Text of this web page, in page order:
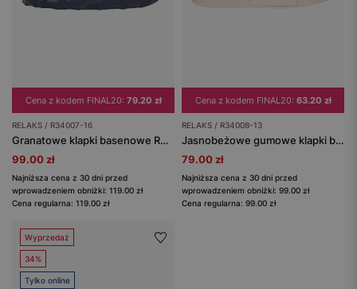
Cena z kodem FINAL20: 79.20 zł
RELAKS / R34007-16
Granatowe klapki basenowe RELAKS z pianki EVA
99.00 zł
Najniższa cena z 30 dni przed
wprowadzeniem obniżki: 119.00 zł
Cena regularna: 119.00 zł
Cena z kodem FINAL20: 63.20 zł
RELAKS / R34008-13
Jasnobeżowe gumowe klapki basenowe RELAKS
79.00 zł
Najniższa cena z 30 dni przed
wprowadzeniem obniżki: 99.00 zł
Cena regularna: 99.00 zł
Wyprzedaż
34%
Tylko online